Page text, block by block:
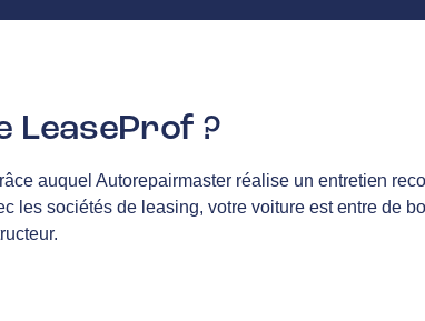
LeaseProf ?
auquel Autorepairmaster réalise un entretien
les sociétés de leasing, votre voiture est entre de